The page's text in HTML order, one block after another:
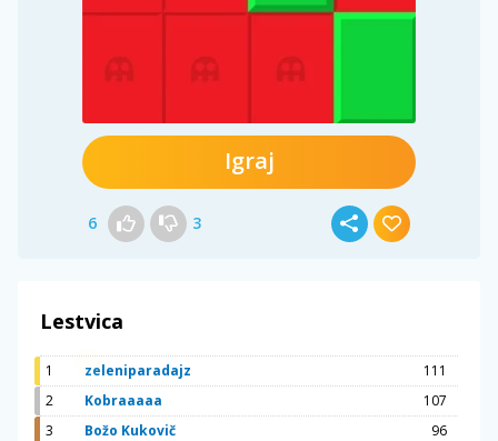
Igraj
6 3
Lestvica
1 zeleniparadajz
111
2
Kobraaaaa
107
3
Božo Kukovič
96